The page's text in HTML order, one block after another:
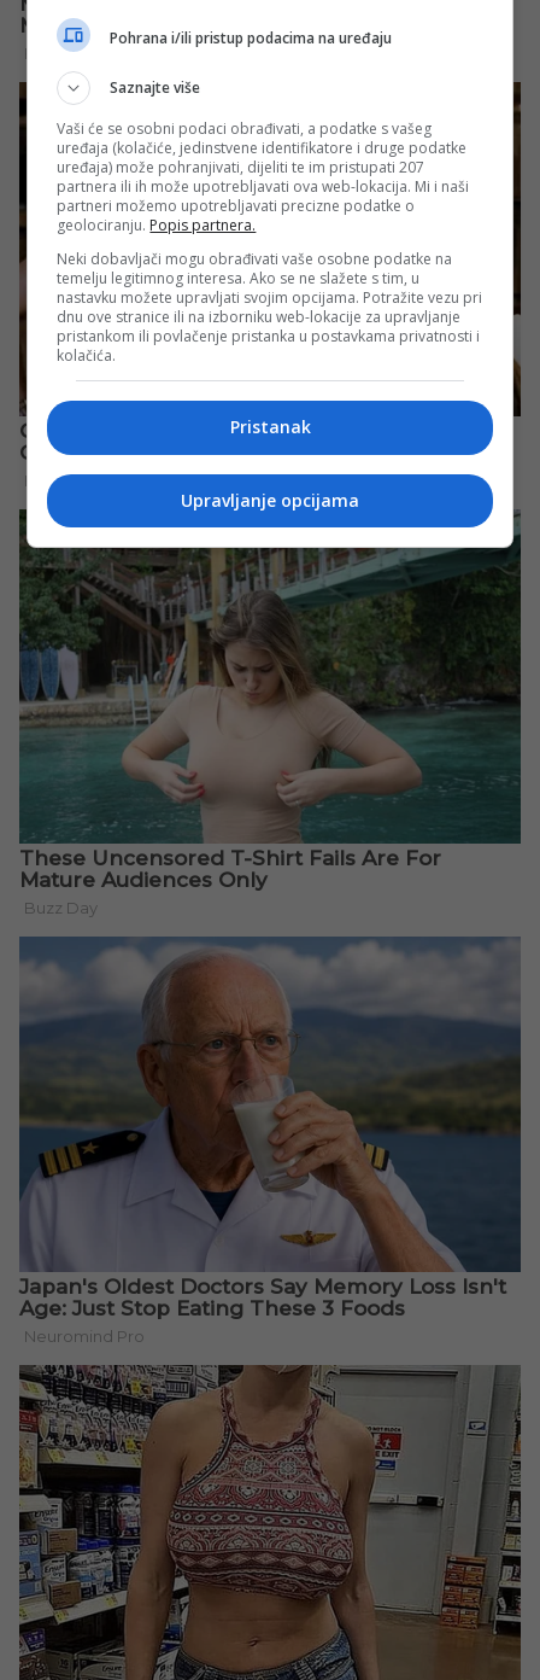
Pohrana i/ili pristup podacima na uređaju
Saznajte više
Vaši će se osobni podaci obrađivati, a podatke s vašeg
uređaja (kolačiće, jedinstvene identifikatore i druge podatke
uređaja) može pohranjivati, dijeliti te im pristupati 207
partnera ili ih može upotrebljavati ova web-lokacija. Mi i naši
partneri možemo upotrebljavati precizne podatke o
geolociranju. Popis partnera.
Neki dobavljači mogu obrađivati vaše osobne podatke na
temelju legitimnog interesa. Ako se ne slažete s tim, u
nastavku možete upravljati svojim opcijama. Potražite vezu pri
dnu ove stranice ili na izborniku web-lokacije za upravljanje
pristankom ili povlačenje pristanka u postavkama privatnosti i
kolačića.
Pristanak
Upravljanje opcijama